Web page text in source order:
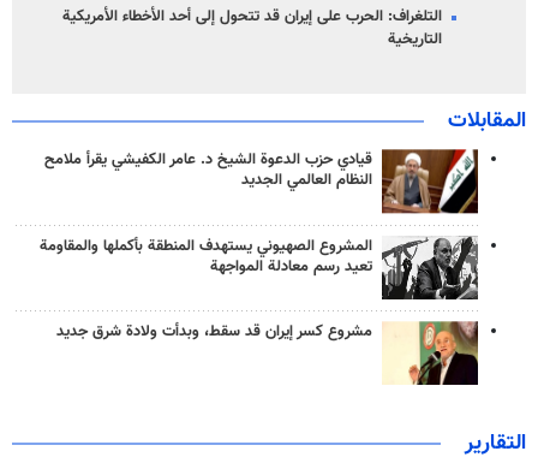
التلغراف: الحرب على إيران قد تتحول إلى أحد الأخطاء الأمريكية
التاريخية
المقابلات
قيادي حزب الدعوة الشيخ د. عامر الكفيشي يقرأ ملامح
النظام العالمي الجديد
المشروع الصهيوني يستهدف المنطقة بأكملها والمقاومة
تعيد رسم معادلة المواجهة
مشروع كسر إيران قد سقط، وبدأت ولادة شرق جديد
التقارير